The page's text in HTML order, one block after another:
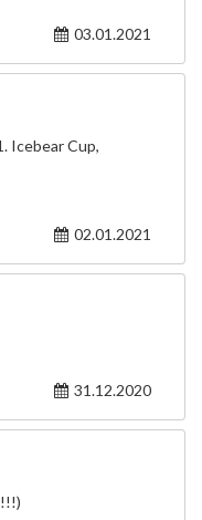
03.01.2021
Icebear Cup,
02.01.2021
31.12.2020